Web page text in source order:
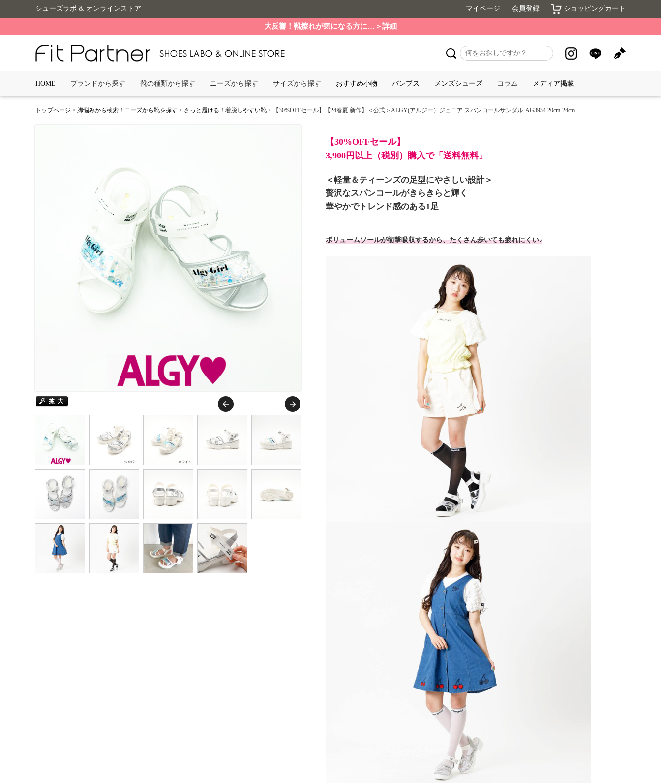
シューズラボ & オンラインストア マイページ 会員登録 ショッピングカート
大反響！靴擦れが気になる方に…＞詳細
HOME ブランドから探す 靴の種類から探す ニーズから探す サイズから探す おすすめ小物 パンプス メンズシューズ コラム メディア掲載
トップページ > 脚悩みから検索！ニーズから靴を探す > さっと履ける！着脱しやすい靴 > 【30%OFFセール】【24春夏 新作】＜公式＞ALGY(アルジー）ジュニア スパンコールサンダル-AG3934 20cm-24cm
【30%OFFセール】
3,900円以上（税別）購入で「送料無料」
＜軽量＆ティーンズの足型にやさしい設計＞
贅沢なスパンコールがきらきらと輝く
華やかでトレンド感のある1足
ボリュームソールが衝撃吸収するから、たくさん歩いても疲れにくい♪